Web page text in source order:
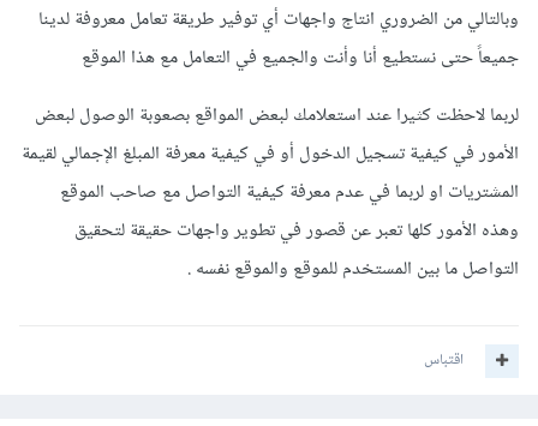
وبالتالي من الضروري انتاج واجهات أي توفير طريقة تعامل معروفة لدينا
جميعاً حتى نستطيع أنا وأنت والجميع في التعامل مع هذا الموقع
لربما لاحظت كثيرا عند استعلامك لبعض المواقع بصعوبة الوصول لبعض
الأمور في كيفية تسجيل الدخول أو في كيفية معرفة المبلغ اﻹجمالي لقيمة
المشتريات او لربما في عدم معرفة كيفية التواصل مع صاحب الموقع
وهذه الأمور كلها تعبر عن قصور في تطوير واجهات حقيقة لتحقيق
التواصل ما بين المستخدم للموقع والموقع نفسه .
اقتباس